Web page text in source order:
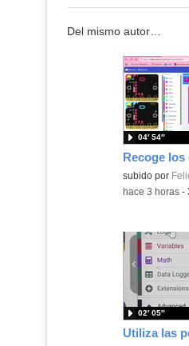
Del mismo autor…
Contenido
subido por
04′ 54″
-hace 3 horas-
02′ 05″